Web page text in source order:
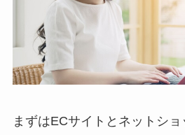
まずはECサイトとネットシ